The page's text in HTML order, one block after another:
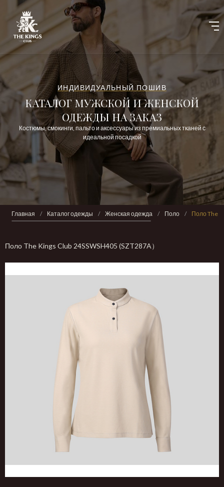
ИНДИВИДУАЛЬНЫЙ ПОШИВ
КАТАЛОГ МУЖСКОЙ И ЖЕНСКОЙ
ОДЕЖДЫ НА ЗАКАЗ
Костюмы, смокинги, пальто и аксессуары из премиальных тканей с
идеальной посадкой
Главная / Каталог одежды / Женская одежда / Поло / Поло The
Поло The Kings Club 24SSWSH405 (SZT287A）